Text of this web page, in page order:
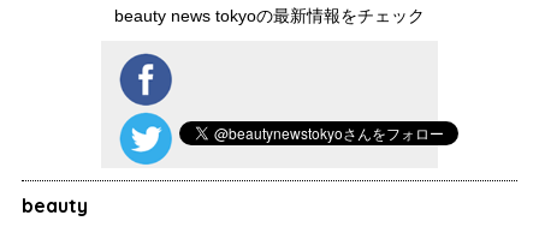
beauty news tokyoの最新情報をチェック
beauty